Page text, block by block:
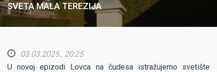
SVETA MALA TEREZIJA
03.03.2025., 20:25
U novoj epizodi Lovca na čudesa istražujemo svetište